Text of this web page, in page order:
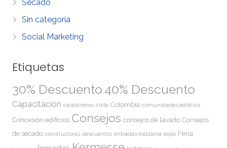
Secado
Sin categoría
Social Marketing
Etiquetas
30% Descuento 40% Descuento
Capacitación carabineros chile Colombia comunidades edificios
Concesión edificios Consejos consejos de lavado Consejos
de secado constructoras descuentos entradas+kidzania expo Feria